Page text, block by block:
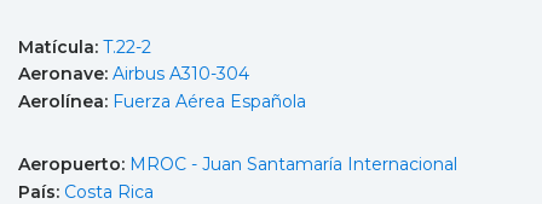
Matícula: T.22-2
Aeronave: Airbus A310-304
Aerolínea: Fuerza Aérea Española
Aeropuerto: MROC - Juan Santamaría Internacional
País: Costa Rica